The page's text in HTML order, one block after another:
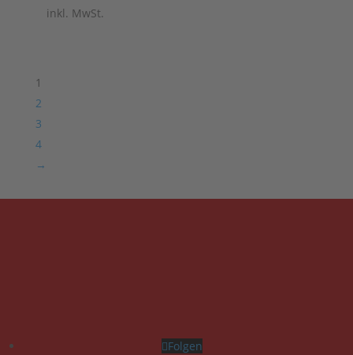
inkl. MwSt.
1
2
3
4
→
Folgen